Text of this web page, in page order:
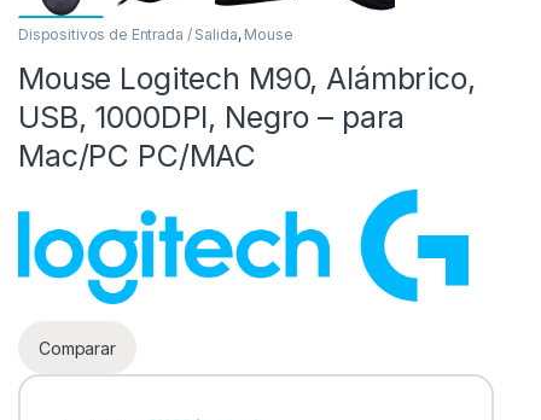
Dispositivos de Entrada / Salida, Mouse
Mouse Logitech M90, Alámbrico,
USB, 1000DPI, Negro – para
Mac/PC PC/MAC
Comparar